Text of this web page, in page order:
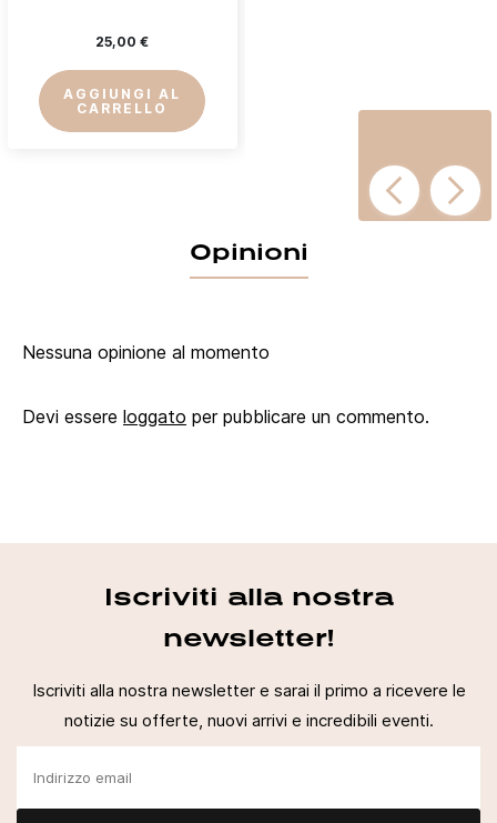
25,00 €
AGGIUNGI AL
CARRELLO
Opinioni
Nessuna opinione al momento
Devi essere loggato per pubblicare un commento.
Iscriviti alla nostra
newsletter!
Iscriviti alla nostra newsletter e sarai il primo a ricevere le
notizie su offerte, nuovi arrivi e incredibili eventi.